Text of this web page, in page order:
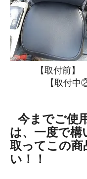
【取付
【取付中
今までご使
は、一度で構
取ってこの商
い！！